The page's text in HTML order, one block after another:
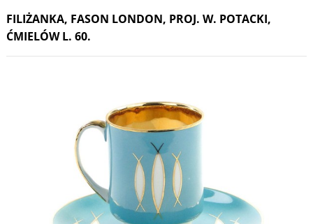
FILIŻANKA, FASON LONDON, PROJ. W. POTACKI,
ĆMIELÓW L. 60.